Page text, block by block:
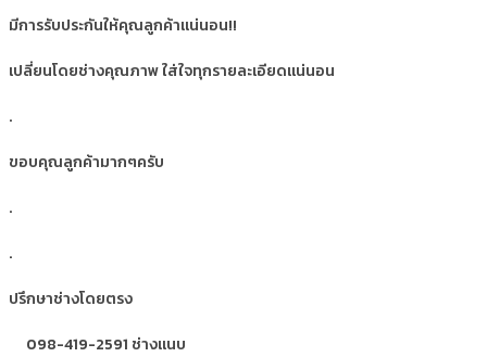
มีการรับประกันให้คุณลูกค้าแน่นอน!!
เปลี่ยนโดยช่างคุณภาพ ใส่ใจทุกรายละเอียดแน่นอน
.
ขอบคุณลูกค้ามากๆครับ
.
.
ปรึกษาช่างโดยตรง
098-419-2591 ช่างแนบ